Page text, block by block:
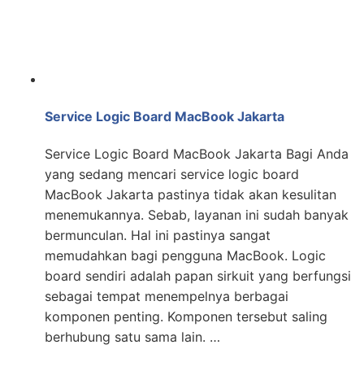
Service Logic Board MacBook Jakarta
Service Logic Board MacBook Jakarta Bagi Anda
yang sedang mencari service logic board
MacBook Jakarta pastinya tidak akan kesulitan
menemukannya. Sebab, layanan ini sudah banyak
bermunculan. Hal ini pastinya sangat
memudahkan bagi pengguna MacBook. Logic
board sendiri adalah papan sirkuit yang berfungsi
sebagai tempat menempelnya berbagai
komponen penting. Komponen tersebut saling
berhubung satu sama lain. …